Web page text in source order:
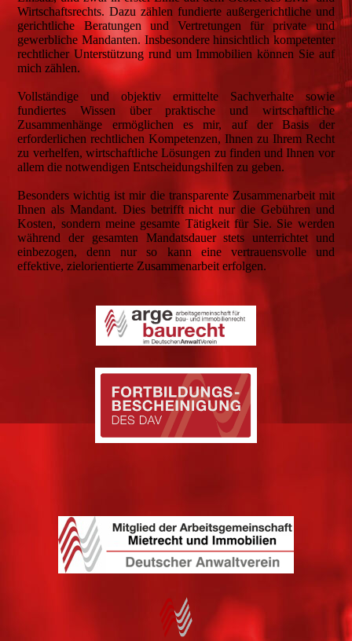
Wirtschaftsrechts. Dazu zählen fundierte außergerichtliche und
gerichtliche Beratungen und Vertretungen für private und
gewerbliche Mandanten. Insbesondere hinsichtlich kompetenter
rechtlicher Unterstützung rund um Immobilien können Sie auf
mich zählen.
Vollständige und objektiv ermittelte Sachverhalte sowie
fundiertes Wissen über praktische und wirtschaftliche
Zusammenhänge ermöglichen es mir, auf der Basis der
erforderlichen rechtlichen Kompetenzen, Ihnen zu Ihrem Recht
zu verhelfen, wirtschaftliche Lösungen zu finden und Ihnen vor
allem die notwendigen Entscheidungshilfen zu geben.
Besonders wichtig ist mir die transparente Zusammenarbeit mit
Ihnen als Mandant. Dies betrifft nicht nur die Gebühren und
Kosten, sondern meine gesamte Tätigkeit für Sie. Sie werden
während der gesamten Mandatsdauer stets unterrichtet und
einbezogen, denn nur so kann eine vertrauensvolle und
effektive, zielorientierte Zusammenarbeit erfolgen.